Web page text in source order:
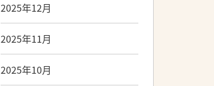
2025年12月
2025年11月
2025年10月